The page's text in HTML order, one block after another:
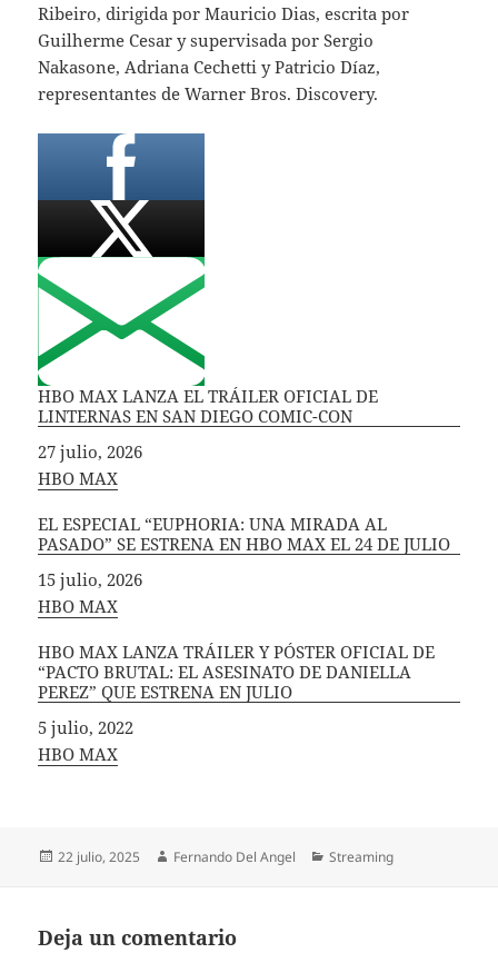
Ribeiro, dirigida por Mauricio Dias, escrita por
Guilherme Cesar y supervisada por Sergio
Nakasone, Adriana Cechetti y Patricio Díaz,
representantes de Warner Bros. Discovery.
HBO MAX LANZA EL TRÁILER OFICIAL DE
LINTERNAS EN SAN DIEGO COMIC-CON
Fecha
27 julio, 2026
In relation to
HBO MAX
EL ESPECIAL “EUPHORIA: UNA MIRADA AL
PASADO” SE ESTRENA EN HBO MAX EL 24 DE JULIO
Fecha
15 julio, 2026
In relation to
HBO MAX
HBO MAX LANZA TRÁILER Y PÓSTER OFICIAL DE
“PACTO BRUTAL: EL ASESINATO DE DANIELLA
PEREZ” QUE ESTRENA EN JULIO
Fecha
5 julio, 2022
In relation to
HBO MAX
Publicado
22 julio, 2025 Autor
Fernando Del Angel Categorías
Streaming
Deja un comentario